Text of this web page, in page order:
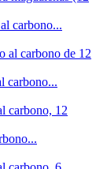
carbono...
carbono...